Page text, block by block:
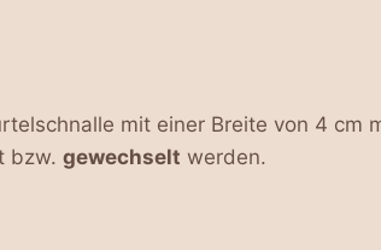
mit einer Breite von 4 cm
bzw. gewechselt werden.